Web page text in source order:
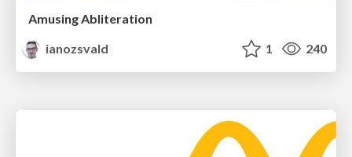
Amusing Abliteration
ianozsvald
1 240